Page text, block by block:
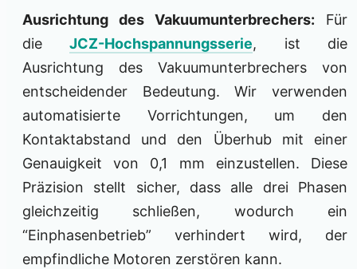
Ausrichtung des Vakuumunterbrechers: Für
dieJCZ-Hochspannungsserie, ist die
Ausrichtung des Vakuumunterbrechers von
entscheidender Bedeutung. Wir verwenden
automatisierte Vorrichtungen, um den
Kontaktabstand und den Überhub mit einer
Genauigkeit von 0,1 mm einzustellen. Diese
Präzision stellt sicher, dass alle drei Phasen
gleichzeitig schließen, wodurch ein
“Einphasenbetrieb” verhindert wird, der
empfindliche Motoren zerstören kann.